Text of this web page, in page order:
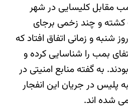
مقابل کلیسایی در شهر
و چند زخمی برجای
شنبه و زمانی اتفاق افتاد که
بمب را شناسایی کرده و
به گفته منابع امنیتی در
پلیس در جریان این انفجار
شده اند.